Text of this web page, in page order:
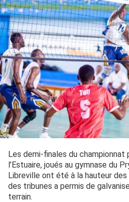
Les demi-finales du championnat
l’Estuaire, joués au gymnase du
Libreville ont été à la hauteur
des tribunes a permis de
terrain.